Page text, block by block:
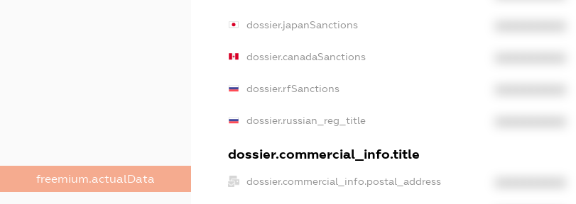
freemium.actualData
dossier.japanSanctions
dossier.canadaSanctions
dossier.rfSanctions
dossier.russian_reg_title
dossier.commercial_info.title
dossier.commercial_info.postal_address